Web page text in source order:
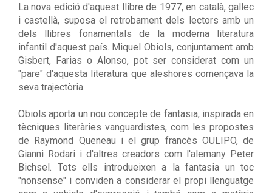
La nova edició d'aquest llibre de 1977, en català, gallec
i castellà, suposa el retrobament dels lectors amb un
dels llibres fonamentals de la moderna literatura
infantil d'aquest país. Miquel Obiols, conjuntament amb
Gisbert, Farias o Alonso, pot ser considerat com un
"pare" d'aquesta literatura que aleshores començava la
seva trajectòria.
Obiols aporta un nou concepte de fantasia, inspirada en
tècniques literàries vanguardistes, com les propostes
de Raymond Queneau i el grup francès OULIPO, de
Gianni Rodari i d'altres creadors com l'alemany Peter
Bichsel. Tots ells introdueixen a la fantasia un toc
"nonsense" i conviden a considerar el propi llenguatge